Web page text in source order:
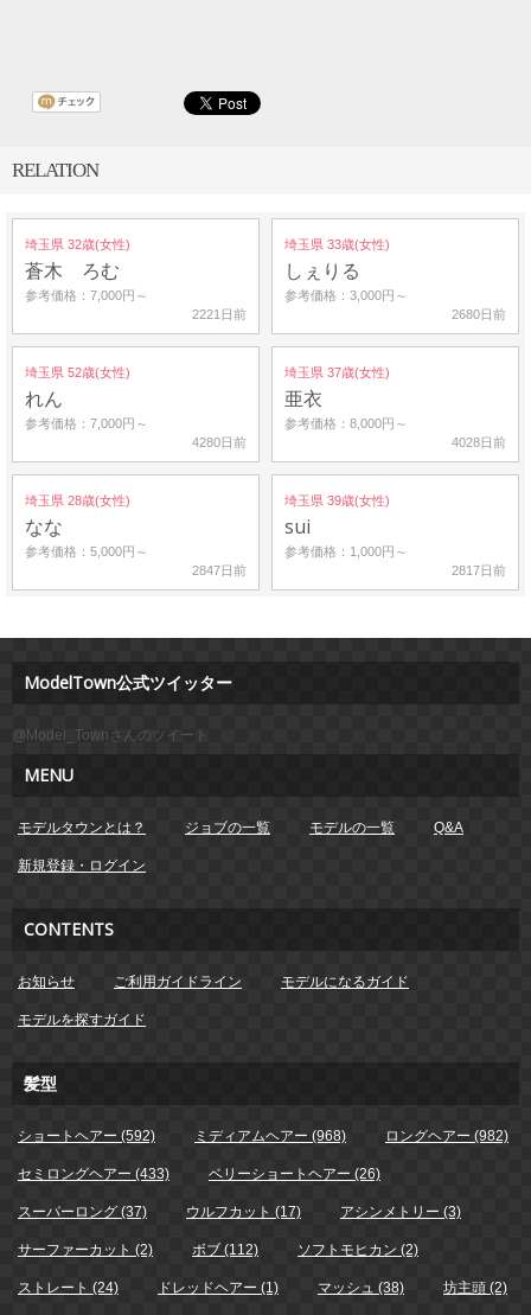
RELATION
埼玉県 32歳(女性)
蒼木 ろむ
参考価格：7,000円～
2221日前
埼玉県 33歳(女性)
しぇりる
参考価格：3,000円～
2680日前
埼玉県 52歳(女性)
れん
参考価格：7,000円～
4280日前
埼玉県 37歳(女性)
亜衣
参考価格：8,000円～
4028日前
埼玉県 28歳(女性)
なな
参考価格：5,000円～
2847日前
埼玉県 39歳(女性)
sui
参考価格：1,000円～
2817日前
ModelTown公式ツイッター
@Model_Townさんのツイート
MENU
モデルタウンとは？ ジョブの一覧 モデルの一覧 Q&A
新規登録・ログイン
CONTENTS
お知らせ ご利用ガイドライン モデルになるガイド
モデルを探すガイド
髪型
ショートヘアー (592) ミディアムヘアー (968) ロングヘアー (982)
セミロングヘアー (433) ベリーショートヘアー (26)
スーパーロング (37) ウルフカット (17) アシンメトリー (3)
サーファーカット (2) ボブ (112) ソフトモヒカン (2)
ストレート (24) ドレッドヘアー (1) マッシュ (38) 坊主頭 (2)